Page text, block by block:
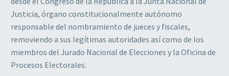
Justicia, órgano constitucionalmente autónomo
responsable del nombramiento de jueces y fiscales,
removiendo a sus legítimas autoridades así como de los
miembros del Jurado Nacional de Elecciones y la Oficina de
Procesos Electorales.